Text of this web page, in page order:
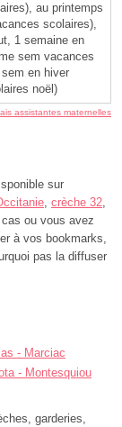
au printemps
scolaires),
1 semaine en
sem vacances
en hiver
noël)
assistantes maternelles
sur
, crèche 32,
ou vous avez
à vos bookmarks,
pas la diffuser
- Marciac
- Montesquiou
garderies,